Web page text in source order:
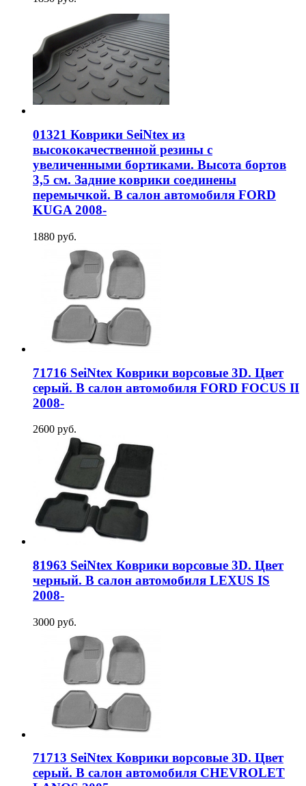
01321 Коврики SeiNtex из
высококачественной резины с
увеличенными бортиками. Высота бортов
3,5 см. Задние коврики соединены
перемычкой. В салон автомобиля FORD
KUGA 2008-
1880 руб.
71716 SeiNtex Коврики ворсовые 3D. Цвет
серый. В салон автомобиля FORD FOCUS II
2008-
2600 руб.
81963 SeiNtex Коврики ворсовые 3D. Цвет
черный. В салон автомобиля LEXUS IS
2008-
3000 руб.
71713 SeiNtex Коврики ворсовые 3D. Цвет
серый. В салон автомобиля CHEVROLET